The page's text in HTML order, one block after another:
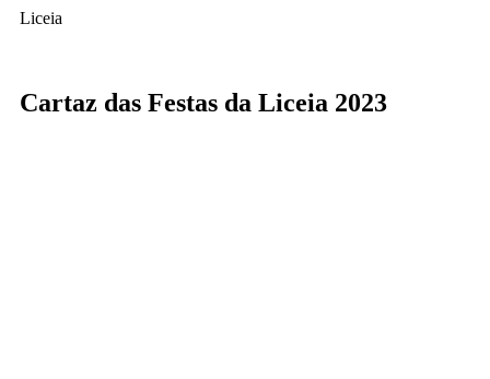
Liceia
Cartaz das Festas da Liceia 2023